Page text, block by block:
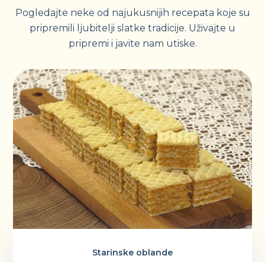
Pogledajte neke od najukusnijih recepata koje su
pripremili ljubitelji slatke tradicije. Uživajte u
pripremi i javite nam utiske.
Starinske oblande